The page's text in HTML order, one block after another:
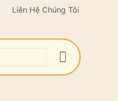
Liên Hệ Chúng Tôi